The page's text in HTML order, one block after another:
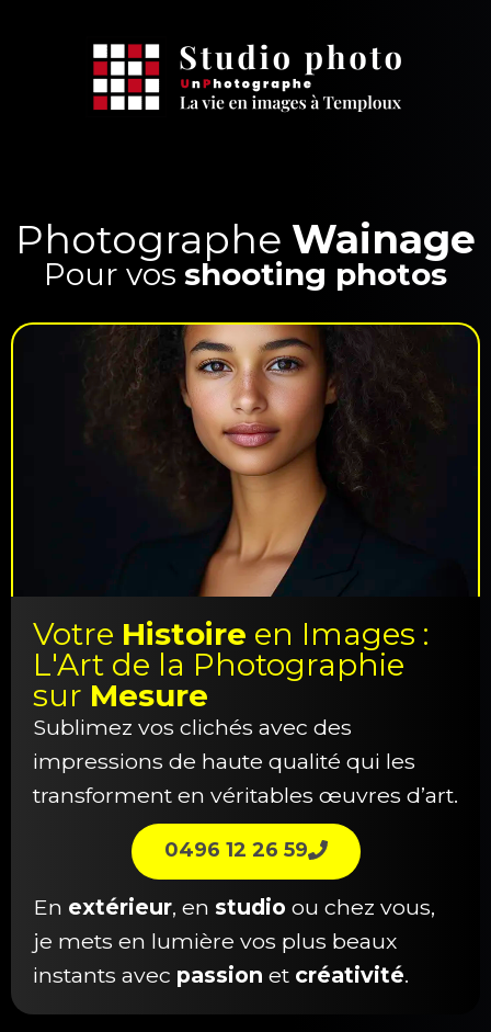
Photographe Wainage
Pour vos shooting photos
Votre Histoire en Images :
L'Art de la Photographie
sur Mesure
Sublimez vos clichés avec des
impressions de haute qualité qui les
transforment en véritables œuvres d’art.
0496 12 26 59
En extérieur, en studio ou chez vous,
je mets en lumière vos plus beaux
instants avec passion et créativité.